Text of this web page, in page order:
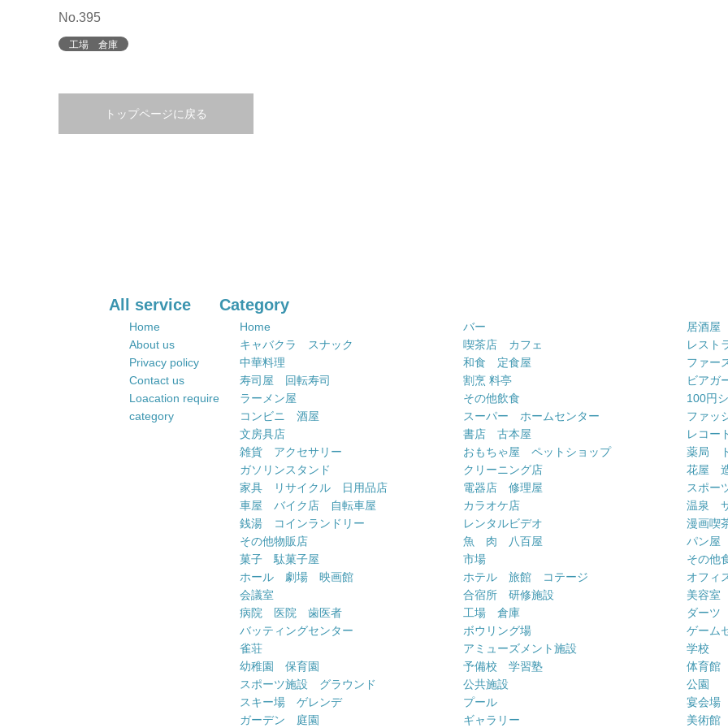
No.395
工場 倉庫
トップページに戻る
All service
Home
About us
Privacy policy
Contact us
Loacation require
category
Category
Home バー
居酒屋
キャバクラ スナック
喫茶店 カフェ
レスト
中華料理
和食 定食屋
ファー
寿司屋 回転寿司
割烹 料亭
ビアガ
ラーメン屋
その他飲食
100円
コンビニ 酒屋
スーパー ホームセンター
ファッ
文房具店
書店 古本屋
レコー
雑貨 アクセサリー
おもちゃ屋 ペットショップ
薬局
ガソリンスタンド
クリーニング店
花屋
家具 リサイクル 日用品店
電器店 修理屋
スポー
車屋 バイク店 自転車屋
カラオケ店
温泉
銭湯 コインランドリー
レンタルビデオ
漫画喫
その他物販店
魚 肉 八百屋
パン屋
菓子 駄菓子屋
市場
その他
ホール 劇場 映画館
ホテル 旅館 コテージ
オフィ
会議室
合宿所 研修施設
美容室
病院 医院 歯医者
工場 倉庫
ダーツ
バッティングセンター
ボウリング場
ゲーム
雀荘
アミューズメント施設
学校
幼稚園 保育園
予備校 学習塾
体育館
スポーツ施設 グラウンド
公共施設
公園
スキー場 ゲレンデ
プール
宴会場
ガーデン 庭園
ギャラリー 美術館